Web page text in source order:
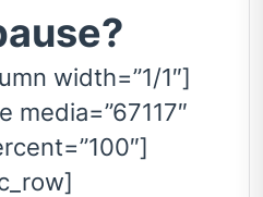
width=”1/1″]
media=”67117″